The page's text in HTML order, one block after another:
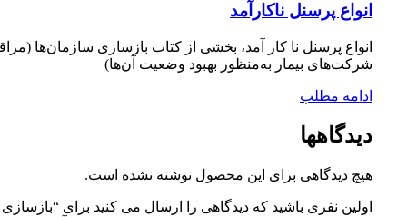
انواع پرسنل ناکارآمد
انواع پرسنل نا کار آمد، بخشی از کتاب بازسازی سازمان‌ها
شرکت‌های بیمار به‌منظور بهبود وضعیت آن‌ها)
ادامه مطلب
دیدگاهها
هیچ دیدگاهی برای این محصول نوشته نشده است.
اولین نفری باشید که دیدگاهی را ارسال می کنید برای